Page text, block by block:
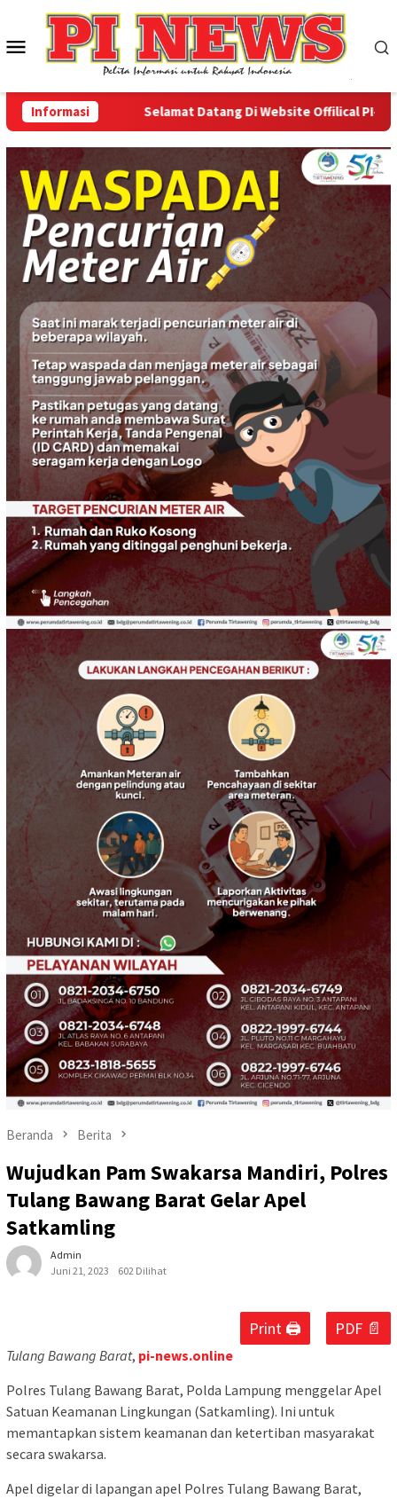
konten
Menu
Mobile
Informasi Selamat Datang Di Website Offilical PI-
Beranda Berita
Wujudkan Pam Swakarsa Mandiri, Polres
Tulang Bawang Barat Gelar Apel
Satkamling
Admin
Juni 21, 2023
602 Dilihat
Print 🖨 PDF 📄
Tulang Bawang Barat, pi-news.online
Polres Tulang Bawang Barat, Polda Lampung menggelar Apel
Satuan Keamanan Lingkungan (Satkamling). Ini untuk
memantapkan sistem keamanan dan ketertiban masyarakat
secara swakarsa.
Apel digelar di lapangan apel Polres Tulang Bawang Barat,